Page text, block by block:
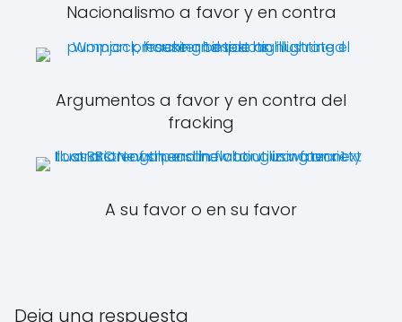
Nacionalismo a favor y en contra
Argumentos a favor y en contra del
fracking
A su favor o en su favor
Deja una respuesta